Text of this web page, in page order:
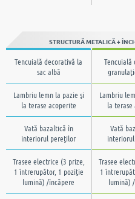
STRUCTURĂ METALICĂ +
Tencuială decorativă la
sac albă
Tencuială
Lambriu lemn la pazie şi
la terase acoperite
Lambriu
la terase
Vată bazaltică în
interiorul pereţilor
Vată
Trasee electrice (3 prize,
1 întrerupător, 1 poziţie
lumină) /încăpere
Trasee
1
lumină)